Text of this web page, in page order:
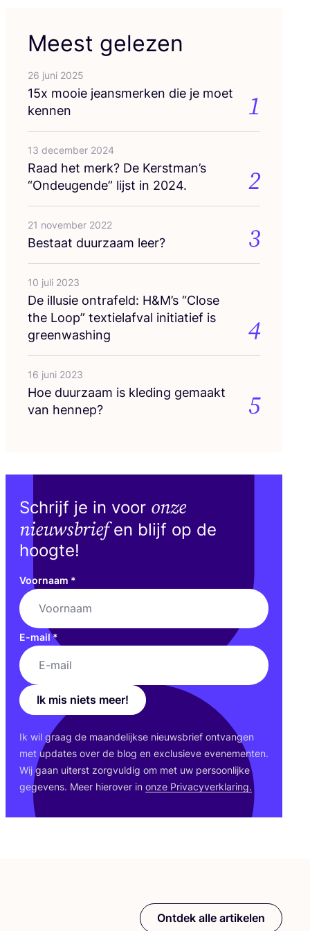
Meest gelezen
26 juni 2025
15x mooie jeans­mer­ken die je moet
kennen
1
13 december 2024
Raad het merk? De Kerstman’s
“Ondeu­gen­de” lijst in 2024. 2
21 november 2022
Bestaat duur­zaam leer? 3
10 juli 2023
De illu­sie ont­ra­feld: H&M’s “Clo­se
the Loop” tex­tiel­af­val ini­ti­a­tief is
greenwashing
4
16 juni 2023
Hoe duur­zaam is kle­ding gemaakt
van hennep?
5
Schrijf je in voor onze
nieuwsbriefen blijf op de
hoogte!
Voornaam *
E-mail*
Ik mis niets meer!
Ik wil graag de maan­de­lijk­se nieuws­brief ont­van­gen
met upda­tes over de blog en exclu­sie­ve eve­ne­men­ten.
Wij gaan uiterst zorg­vul­dig om met uw per­soon­lij­ke
gege­vens. Meer hier­over in onze Pri­va­cy­ver­kla­ring.
Ontdek alle artikelen